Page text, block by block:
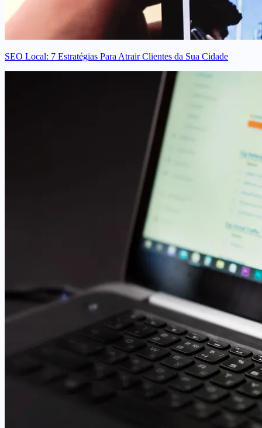
SEO Local: 7 Estratégias Para Atrair Clientes da Sua Cidade